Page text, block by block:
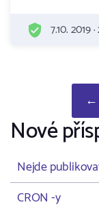
7.10. 2019
←
Nové
Nejde
CRON -y